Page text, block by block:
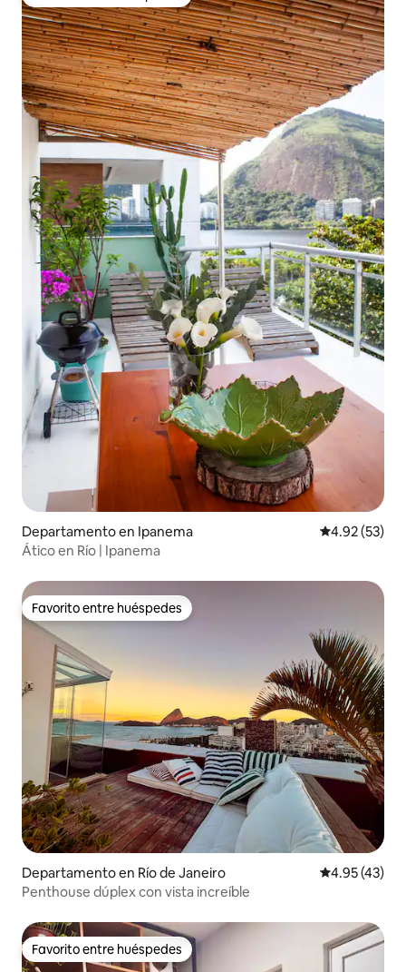
Departamento en Ipanema Calificación
4.92 (53)
Ático en Río | Ipanema
Favorito entre huéspedes
Favorito entre huéspedes
Departamento en Río de Janeiro Calificación
4.95 (43)
Penthouse dúplex con vista increíble
Favorito entre huéspedes
Favorito entre huéspedes